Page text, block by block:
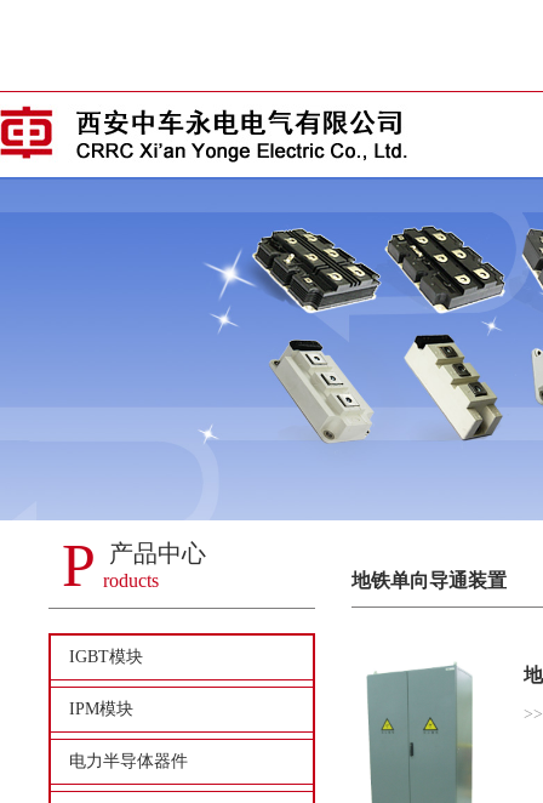
P 产品中心
roducts
IGBT模块
IPM模块
电力半导体器件
地铁单向导通装置
>>